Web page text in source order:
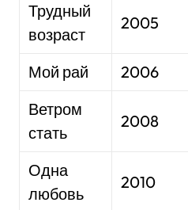
Трудный
возраст
2005
Мой рай 2006
Ветром
стать
2008
Одна
любовь
2010